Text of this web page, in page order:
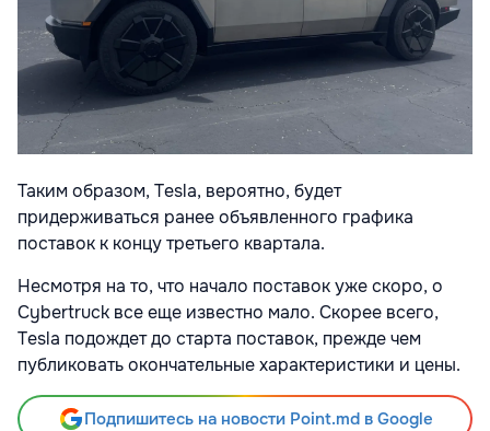
Таким образом, Tesla, вероятно, будет
придерживаться ранее объявленного графика
поставок к концу третьего квартала.
Несмотря на то, что начало поставок уже скоро, о
Cybertruck все еще известно мало. Скорее всего,
Tesla подождет до старта поставок, прежде чем
публиковать окончательные характеристики и цены.
Подпишитесь на новости Point.md в Google